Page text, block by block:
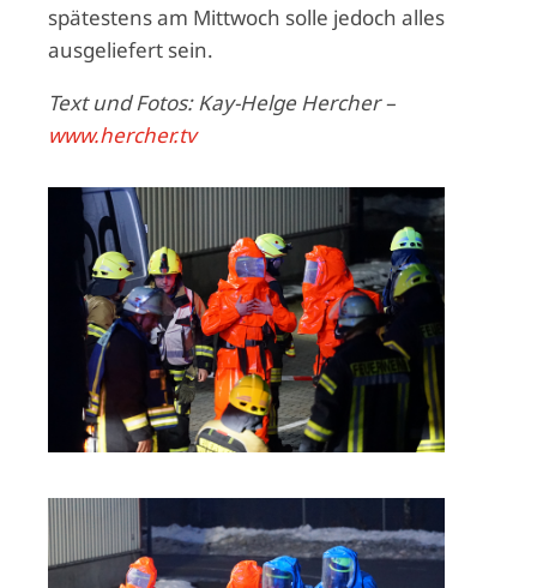
spätestens am Mittwoch solle jedoch alles
ausgeliefert sein.
Text und Fotos: Kay-Helge Hercher –
www.hercher.tv